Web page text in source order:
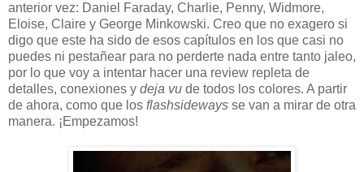
anterior vez: Daniel Faraday, Charlie, Penny, Widmore,
Eloise, Claire y George Minkowski. Creo que no exagero si
digo que este ha sido de esos capítulos en los que casi no
puedes ni pestañear para no perderte nada entre tanto jaleo,
por lo que voy a intentar hacer una review repleta de
detalles, conexiones y deja vu de todos los colores. A partir
de ahora, como que los flashsideways se van a mirar de otra
manera. ¡Empezamos!